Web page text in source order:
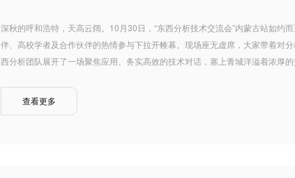
深秋的呼和浩特，天高云阔。10月30日，“东西分析技术交流会”内蒙古站如约
伴、高校学者及合作伙伴的热情参与下拉开帷幕。现场座无虚席，大家带着对
西分析团队展开了一场聚焦应用、务实高效的技术对话，塞上青城洋溢着浓厚的
查看更多